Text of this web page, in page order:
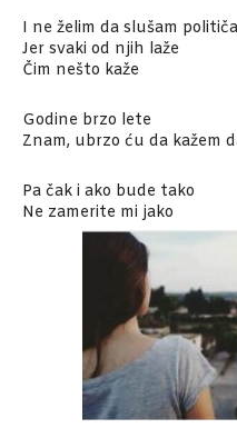
I ne želim da slušam
Jer svaki od njih laže
Čim nešto kaže
Godine brzo lete
Znam, ubrzo ću da kažem
Pa čak i ako bude tako
Ne zamerite mi jako